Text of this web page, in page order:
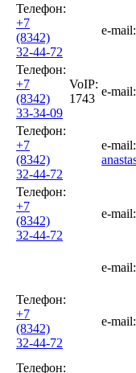
Телефон:
+7
(8342)
32-44-72
e-mail:
Телефон:
+7
(8342)
33-34-09
VoIP:
1743
e-mail:
Телефон:
+7
(8342)
32-44-72
e-mail:
Телефон:
+7
(8342)
32-44-72
e-mail:
e-mail:
Телефон:
+7
(8342)
32-44-72
e-mail:
Телефон: